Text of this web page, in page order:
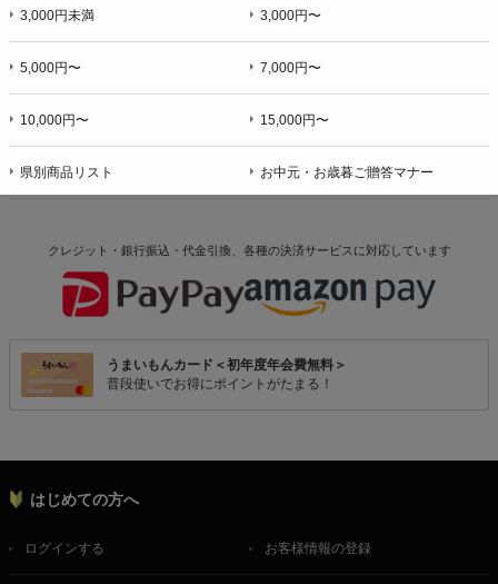
3,000円未満 3,000円〜
5,000円〜 7,000円〜
10,000円〜 15,000円〜
県別商品リスト お中元・お歳暮ご贈答マナー
クレジット・銀行振込・代金引換、各種の決済サービスに対応しています
うまいもんカード＜初年度年会費無料＞
普段使いでお得にポイントがたまる！
はじめての方へ
ログインする お客様情報の登録